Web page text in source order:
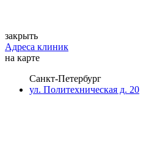
закрыть
Адреса клиник
на карте
Санкт-Петербург
ул. Политехническая д. 20